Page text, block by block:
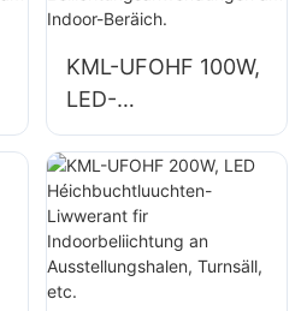
KML-UFOHF 100W,
LED-
Héichbuchtluuchte
n-Liwwerant fir
Industrieanlagen,
Lagerhaiser an
aner
Beliichtungsanwen